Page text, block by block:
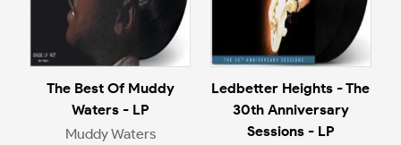
The Best Of Muddy
Waters - LP
Muddy Waters
Ledbetter Heights - The
30th Anniversary
Sessions - LP